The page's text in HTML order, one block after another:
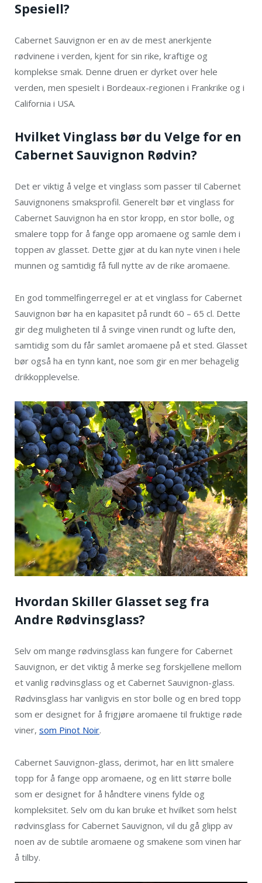
Spesiell?
Cabernet Sauvignon er en av de mest anerkjente
rødvinene i verden, kjent for sin rike, kraftige og
komplekse smak. Denne druen er dyrket over hele
verden, men spesielt i Bordeaux-regionen i Frankrike og i
California i USA.
Hvilket Vinglass bør du Velge for en
Cabernet Sauvignon Rødvin?
Det er viktig å velge et vinglass som passer til Cabernet
Sauvignonens smaksprofil. Generelt bør et vinglass for
Cabernet Sauvignon ha en stor kropp, en stor bolle, og
smalere topp for å fange opp aromaene og samle dem i
toppen av glasset. Dette gjør at du kan nyte vinen i hele
munnen og samtidig få full nytte av de rike aromaene.
En god tommelfingerregel er at et vinglass for Cabernet
Sauvignon bør ha en kapasitet på rundt 60 – 65 cl. Dette
gir deg muligheten til å svinge vinen rundt og lufte den,
samtidig som du får samlet aromaene på et sted. Glasset
bør også ha en tynn kant, noe som gir en mer behagelig
drikkopplevelse.
Hvordan Skiller Glasset seg fra
Andre Rødvinsglass?
Selv om mange rødvinsglass kan fungere for Cabernet
Sauvignon, er det viktig å merke seg forskjellene mellom
et vanlig rødvinsglass og et Cabernet Sauvignon-glass.
Rødvinsglass har vanligvis en stor bolle og en bred topp
som er designet for å frigjøre aromaene til fruktige røde
viner, som Pinot Noir.
Cabernet Sauvignon-glass, derimot, har en litt smalere
topp for å fange opp aromaene, og en litt større bolle
som er designet for å håndtere vinens fylde og
kompleksitet. Selv om du kan bruke et hvilket som helst
rødvinsglass for Cabernet Sauvignon, vil du gå glipp av
noen av de subtile aromaene og smakene som vinen har
å tilby.